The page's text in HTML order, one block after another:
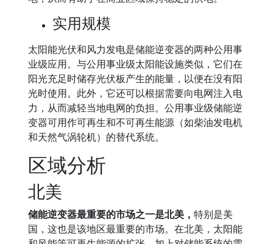
实用规模
太阳能光伏和风力发电是储能逆变器的两种公用事
业级应用。与公用事业级太阳能设施类似，它们在
阳光充足时储存光伏板产生的能量，以便在没有阳
光时使用。此外，它还可以根据需要向电网注入电
力，从而减轻当地电网的负担。公用事业级储能逆
变器可用作可再生和不可再生能源（如柴油发电机
和天然气涡轮机）的替代系统。
区域分析
北美
储能逆变器最重要的市场之一是北美， 特别是美
国，这也是该地区最重要的市场。在北美，太阳能